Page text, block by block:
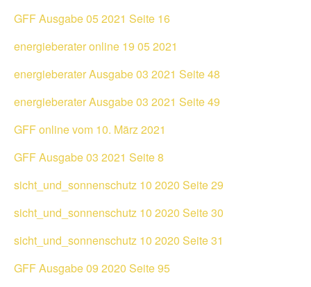
GFF Ausgabe 05 2021 Seite 16
energieberater online 19 05 2021
energieberater Ausgabe 03 2021 Seite 48
energieberater Ausgabe 03 2021 Seite 49
GFF online vom 10. März 2021
GFF Ausgabe 03 2021 Seite 8
sicht_und_sonnenschutz 10 2020 Seite 29
sicht_und_sonnenschutz 10 2020 Seite 30
sicht_und_sonnenschutz 10 2020 Seite 31
GFF Ausgabe 09 2020 Seite 95